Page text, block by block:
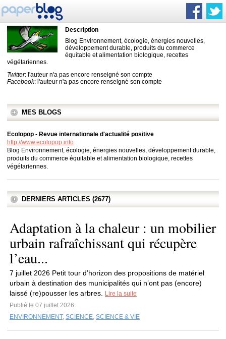
Description
Blog Environnement, écologie, énergies nouvelles,
développement durable, produits du commerce
équitable et alimentation biologique, recettes
végétariennes.
Twitter: l'auteur n'a pas encore renseigné son compte
Facebook: l'auteur n'a pas encore renseigné son compte
MES BLOGS
Ecolopop - Revue internationale d'actualité positive
http://www.ecolopop.info
Blog Environnement, écologie, énergies nouvelles, développement durable,
produits du commerce équitable et alimentation biologique, recettes
végétariennes.
DERNIERS ARTICLES (2677)
Adaptation à la chaleur : un mobilier
urbain rafraîchissant qui récupère
l’eau...
7 juillet 2026 Petit tour d’horizon des propositions de matériel
urbain à destination des municipalités qui n’ont pas (encore)
laissé (re)pousser les arbres.
Lire la suite
Publié le 07 juillet 2026
ENVIRONNEMENT, SCIENCE, SCIENCE & VIE